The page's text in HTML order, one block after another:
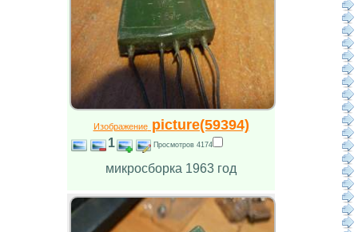
Изображениеpicture(59394)
1 Просмотров 4174
микросборка 1963 год